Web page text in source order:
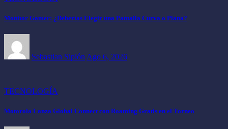
Monitor Gamer: ¿Deberías Elegir una Pantalla Curva o Plana?
Sebastian Sipión Ago 6, 2026
TECNOLOGÍA
Motorola Lanza Global Connect con Roaming Gratis en el Torneo